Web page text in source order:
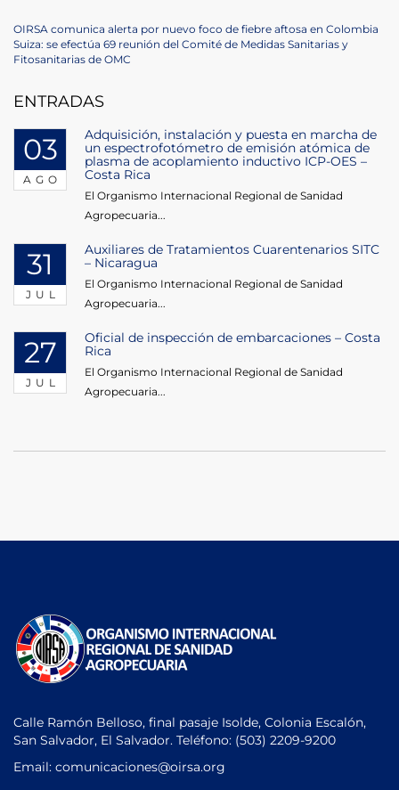
Navegación
de
entradas
Previous
Post
OIRSA comunica alerta por nuevo foco de fiebre aftosa en Colombia
Next
Post
Suiza: se efectúa 69 reunión del Comité de Medidas Sanitarias y
Fitosanitarias de OMC
ENTRADAS
03
AGO
Adquisición, instalación y puesta en marcha de
un espectrofotómetro de emisión atómica de
plasma de acoplamiento inductivo ICP-OES –
Costa Rica
El Organismo Internacional Regional de Sanidad
Agropecuaria...
31
JUL
Auxiliares de Tratamientos Cuarentenarios SITC
– Nicaragua
El Organismo Internacional Regional de Sanidad
Agropecuaria...
27
JUL
Oficial de inspección de embarcaciones – Costa
Rica
El Organismo Internacional Regional de Sanidad
Agropecuaria...
Calle Ramón Belloso, final pasaje Isolde, Colonia Escalón,
San Salvador, El Salvador. Teléfono: (503) 2209-9200
Email: comunicaciones@oirsa.org